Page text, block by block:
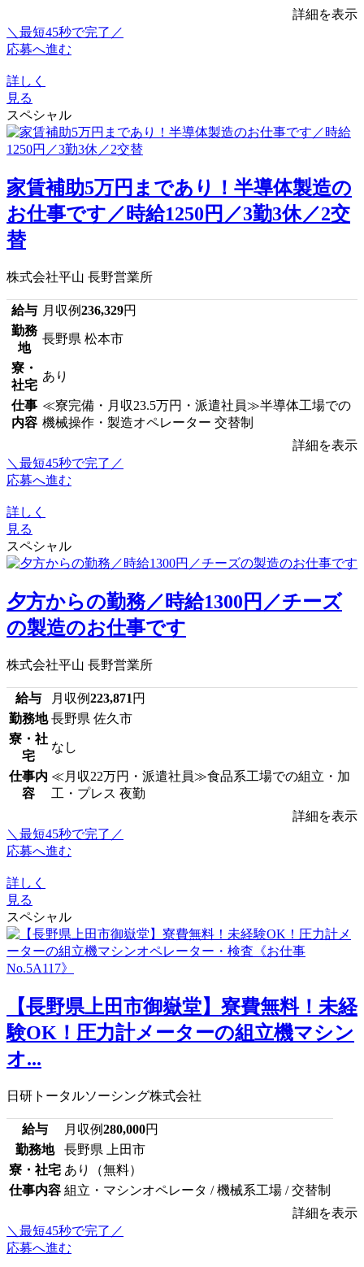
詳細を表示
＼最短45秒で完了／
応募へ進む
詳しく
見る
スペシャル
家賃補助5万円まであり！半導体製造の
お仕事です／時給1250円／3勤3休／2交
替
株式会社平山 長野営業所
給与 月収例236,329円
勤務
地
長野県 松本市
寮・
社宅
あり
仕事
内容
≪寮完備・月収23.5万円・派遣社員≫半導体工場での
機械操作・製造オペレーター 交替制
詳細を表示
＼最短45秒で完了／
応募へ進む
詳しく
見る
スペシャル
夕方からの勤務／時給1300円／チーズ
の製造のお仕事です
株式会社平山 長野営業所
給与 月収例223,871 円
勤務地 長野県 佐久市
寮・社
宅
なし
仕事内
容
≪月収22万円・派遣社員≫食品系工場での組立・加
工・プレス 夜勤
詳細を表示
＼最短45秒で完了／
応募へ進む
詳しく
見る
スペシャル
【長野県上田市御嶽堂】寮費無料！未経
験OK！圧力計メーターの組立機マシン
オ...
日研トータルソーシング株式会社
給与 月収例280,000円
勤務地
長野県 上田市
寮・社宅 あり（無料）
仕事内容 組立・マシンオペレータ / 機械系工場 / 交替制
詳細を表示
＼最短45秒で完了／
応募へ進む